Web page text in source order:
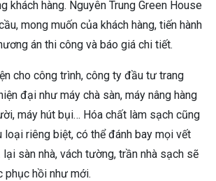
khách hàng. Nguyên Trung Green House
mong muốn của khách hàng, tiến hành
án thi công và báo giá chi tiết.
cho công trình, công ty đầu tư trang
đại như máy chà sàn, máy nâng hàng
máy hút bụi… Hóa chất làm sạch cũng
riêng biệt, có thể đánh bay mọi vết
sàn nhà, vách tường, trần nhà sạch sẽ
phục hồi như mới.